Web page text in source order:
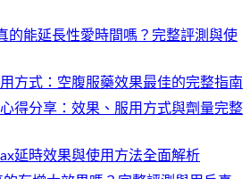
的能延長性愛時間嗎？完整評測與使
方式：空腹服藥效果最佳的完整指南
得分享：效果、服用方式與劑量完整
延時效果與使用方法全面解析